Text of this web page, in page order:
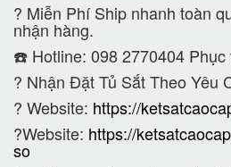
? Miễn Phí Ship nhanh toàn
nhận hàng.
☎️ Hotline: 098 2770404 Phục
? Nhận Đặt Tủ Sắt Theo Yêu
? Website: https://
?Website: https://
so